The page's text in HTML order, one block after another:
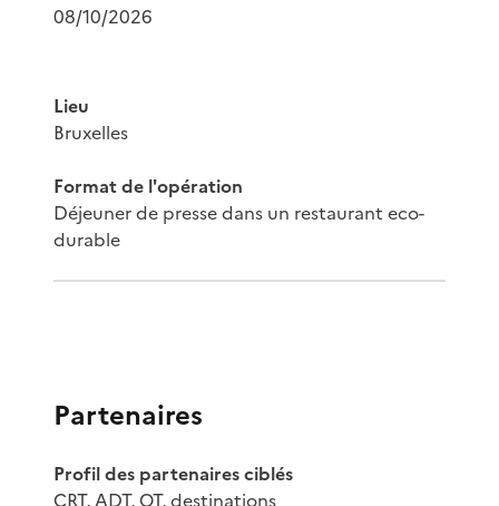
08/10/2026
Lieu
Bruxelles
Format de l'opération
Déjeuner de presse dans un restaurant eco-
durable
Partenaires
Profil des partenaires ciblés
CRT, ADT, OT, destinations